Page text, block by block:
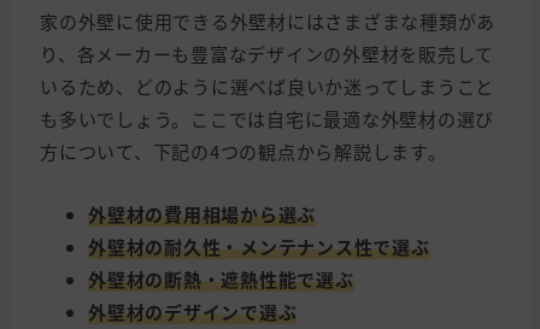
家の外壁に使用できる外壁材にはさまざまな種類があ
り、各メーカーも豊富なデザインの外壁材を販売して
いるため、どのように選べば良いか迷ってしまうこと
も多いでしょう。ここでは自宅に最適な外壁材の選び
方について、下記の4つの観点から解説します。
外壁材の費用相場から選ぶ
外壁材の耐久性・メンテナンス性で選ぶ
外壁材の断熱・遮熱性能で選ぶ
外壁材のデザインで選ぶ